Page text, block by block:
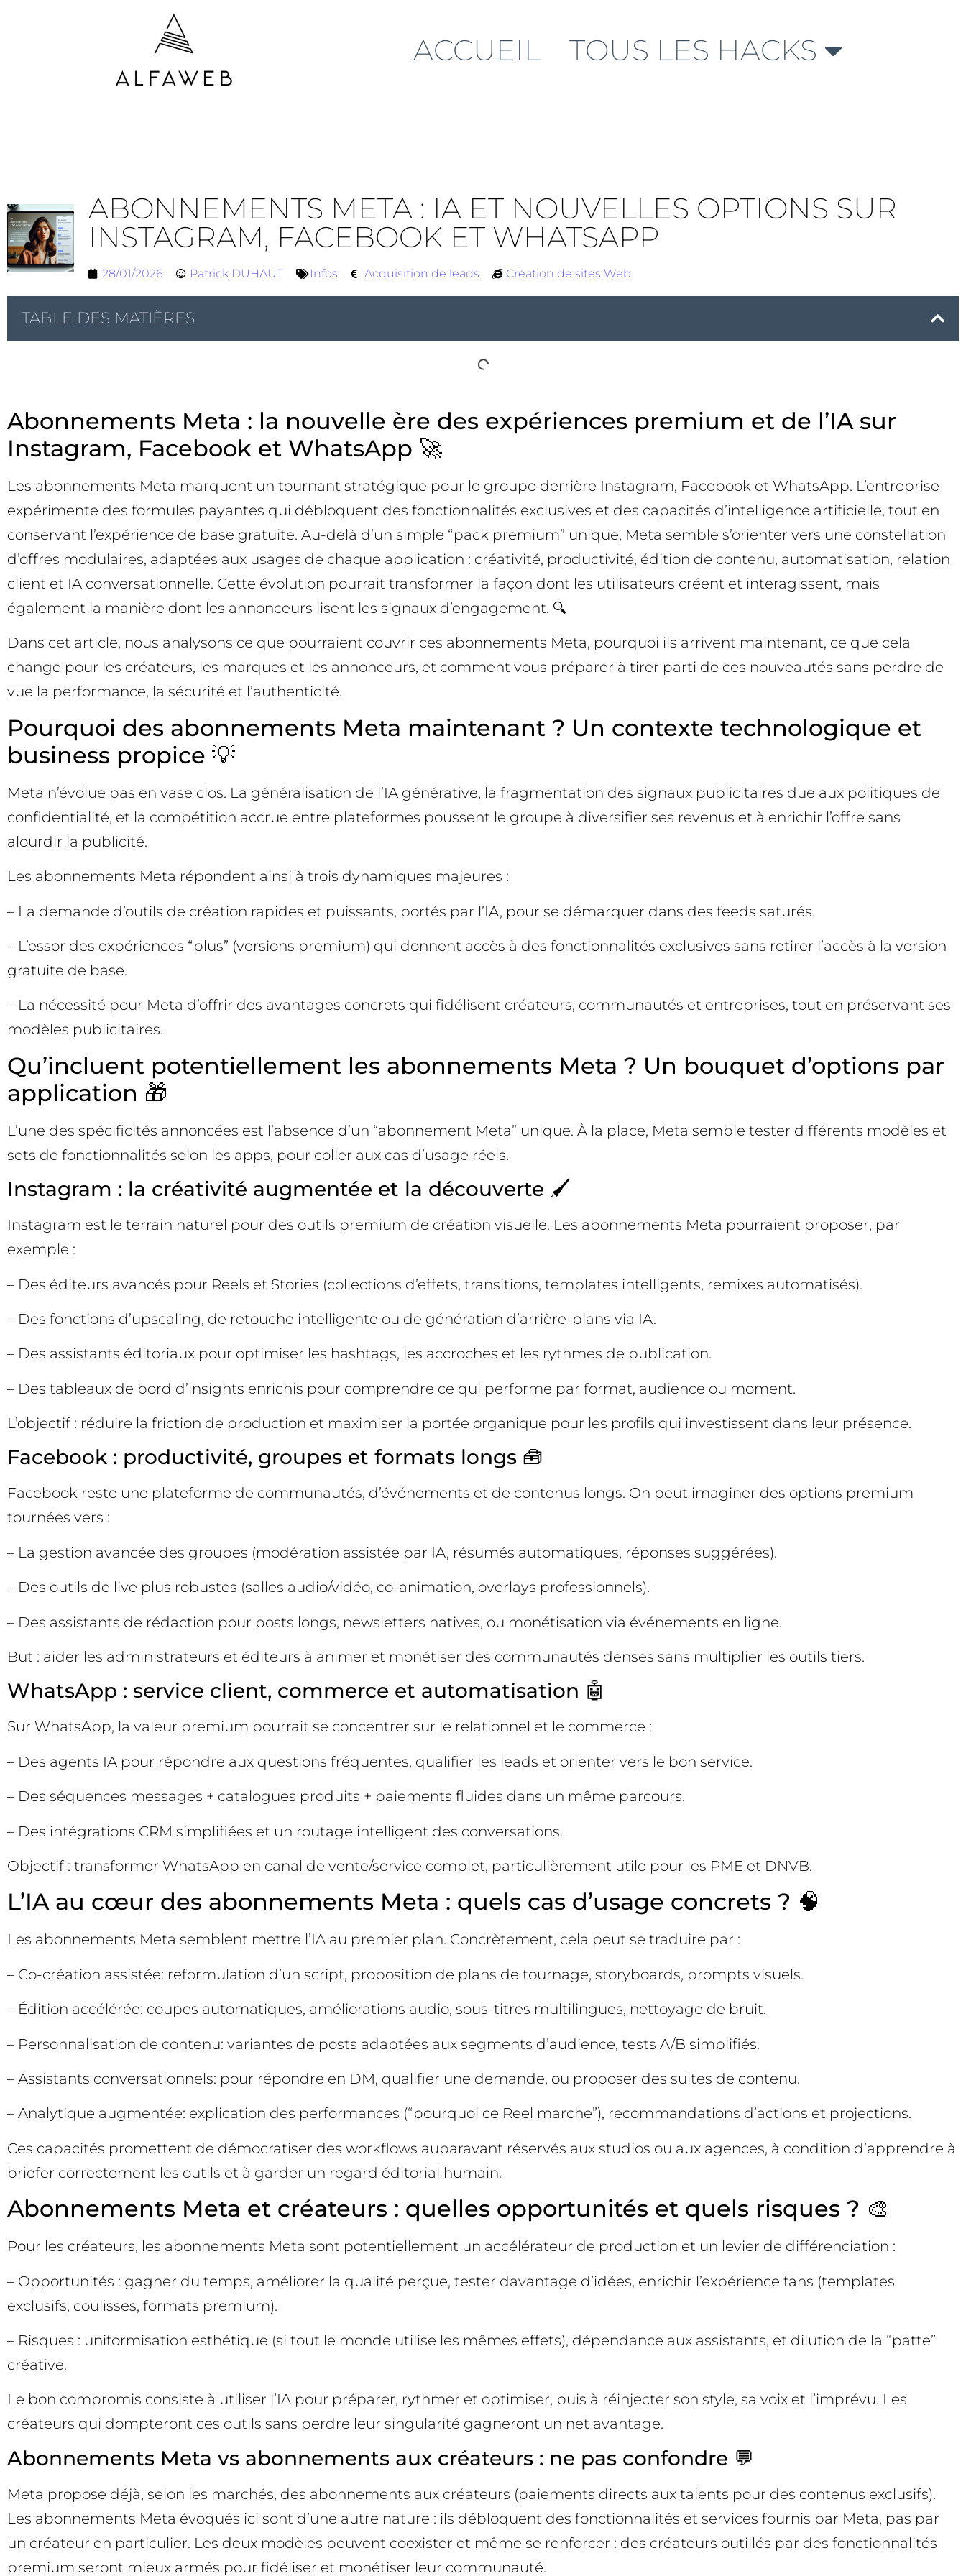
ACCUEIL TOUS LES HACKS
ABONNEMENTS META : IA ET NOUVELLES OPTIONS SUR
INSTAGRAM, FACEBOOK ET WHATSAPP
28/01/2026 Patrick DUHAUT Infos Acquisition de leads Création de sites Web
TABLE DES MATIÈRES
Abonnements Meta : la nouvelle ère des expériences premium et de l’IA sur
Instagram, Facebook et WhatsApp 🚀
Les abonnements Meta marquent un tournant stratégique pour le groupe derrière Instagram, Facebook et WhatsApp. L’entreprise
expérimente des formules payantes qui débloquent des fonctionnalités exclusives et des capacités d’intelligence artificielle, tout en
conservant l’expérience de base gratuite. Au-delà d’un simple “pack premium” unique, Meta semble s’orienter vers une constellation
d’offres modulaires, adaptées aux usages de chaque application : créativité, productivité, édition de contenu, automatisation, relation
client et IA conversationnelle. Cette évolution pourrait transformer la façon dont les utilisateurs créent et interagissent, mais
également la manière dont les annonceurs lisent les signaux d’engagement. 🔍
Dans cet article, nous analysons ce que pourraient couvrir ces abonnements Meta, pourquoi ils arrivent maintenant, ce que cela
change pour les créateurs, les marques et les annonceurs, et comment vous préparer à tirer parti de ces nouveautés sans perdre de
vue la performance, la sécurité et l’authenticité.
Pourquoi des abonnements Meta maintenant ? Un contexte technologique et
business propice 💡
Meta n’évolue pas en vase clos. La généralisation de l’IA générative, la fragmentation des signaux publicitaires due aux politiques de
confidentialité, et la compétition accrue entre plateformes poussent le groupe à diversifier ses revenus et à enrichir l’offre sans
alourdir la publicité.
Les abonnements Meta répondent ainsi à trois dynamiques majeures :
– La demande d’outils de création rapides et puissants, portés par l’IA, pour se démarquer dans des feeds saturés.
– L’essor des expériences “plus” (versions premium) qui donnent accès à des fonctionnalités exclusives sans retirer l’accès à la version
gratuite de base.
– La nécessité pour Meta d’offrir des avantages concrets qui fidélisent créateurs, communautés et entreprises, tout en préservant ses
modèles publicitaires.
Qu’incluent potentiellement les abonnements Meta ? Un bouquet d’options par
application 🎁
L’une des spécificités annoncées est l’absence d’un “abonnement Meta” unique. À la place, Meta semble tester différents modèles et
sets de fonctionnalités selon les apps, pour coller aux cas d’usage réels.
Instagram : la créativité augmentée et la découverte 🖌️
Instagram est le terrain naturel pour des outils premium de création visuelle. Les abonnements Meta pourraient proposer, par
exemple :
– Des éditeurs avancés pour Reels et Stories (collections d’effets, transitions, templates intelligents, remixes automatisés).
– Des fonctions d’upscaling, de retouche intelligente ou de génération d’arrière-plans via IA.
– Des assistants éditoriaux pour optimiser les hashtags, les accroches et les rythmes de publication.
– Des tableaux de bord d’insights enrichis pour comprendre ce qui performe par format, audience ou moment.
L’objectif : réduire la friction de production et maximiser la portée organique pour les profils qui investissent dans leur présence.
Facebook : productivité, groupes et formats longs 🧰
Facebook reste une plateforme de communautés, d’événements et de contenus longs. On peut imaginer des options premium
tournées vers :
– La gestion avancée des groupes (modération assistée par IA, résumés automatiques, réponses suggérées).
– Des outils de live plus robustes (salles audio/vidéo, co-animation, overlays professionnels).
– Des assistants de rédaction pour posts longs, newsletters natives, ou monétisation via événements en ligne.
But : aider les administrateurs et éditeurs à animer et monétiser des communautés denses sans multiplier les outils tiers.
WhatsApp : service client, commerce et automatisation 🤖
Sur WhatsApp, la valeur premium pourrait se concentrer sur le relationnel et le commerce :
– Des agents IA pour répondre aux questions fréquentes, qualifier les leads et orienter vers le bon service.
– Des séquences messages + catalogues produits + paiements fluides dans un même parcours.
– Des intégrations CRM simplifiées et un routage intelligent des conversations.
Objectif : transformer WhatsApp en canal de vente/service complet, particulièrement utile pour les PME et DNVB.
L’IA au cœur des abonnements Meta : quels cas d’usage concrets ? 🧠
Les abonnements Meta semblent mettre l’IA au premier plan. Concrètement, cela peut se traduire par :
– Co-création assistée: reformulation d’un script, proposition de plans de tournage, storyboards, prompts visuels.
– Édition accélérée: coupes automatiques, améliorations audio, sous-titres multilingues, nettoyage de bruit.
– Personnalisation de contenu: variantes de posts adaptées aux segments d’audience, tests A/B simplifiés.
– Assistants conversationnels: pour répondre en DM, qualifier une demande, ou proposer des suites de contenu.
– Analytique augmentée: explication des performances (“pourquoi ce Reel marche”), recommandations d’actions et projections.
Ces capacités promettent de démocratiser des workflows auparavant réservés aux studios ou aux agences, à condition d’apprendre à
briefer correctement les outils et à garder un regard éditorial humain.
Abonnements Meta et créateurs : quelles opportunités et quels risques ? 🎨
Pour les créateurs, les abonnements Meta sont potentiellement un accélérateur de production et un levier de différenciation :
– Opportunités : gagner du temps, améliorer la qualité perçue, tester davantage d’idées, enrichir l’expérience fans (templates
exclusifs, coulisses, formats premium).
– Risques : uniformisation esthétique (si tout le monde utilise les mêmes effets), dépendance aux assistants, et dilution de la “patte”
créative.
Le bon compromis consiste à utiliser l’IA pour préparer, rythmer et optimiser, puis à réinjecter son style, sa voix et l’imprévu. Les
créateurs qui dompteront ces outils sans perdre leur singularité gagneront un net avantage.
Abonnements Meta vs abonnements aux créateurs : ne pas confondre 💬
Meta propose déjà, selon les marchés, des abonnements aux créateurs (paiements directs aux talents pour des contenus exclusifs).
Les abonnements Meta évoqués ici sont d’une autre nature : ils débloquent des fonctionnalités et services fournis par Meta, pas par
un créateur en particulier. Les deux modèles peuvent coexister et même se renforcer : des créateurs outillés par des fonctionnalités
premium seront mieux armés pour fidéliser et monétiser leur communauté.